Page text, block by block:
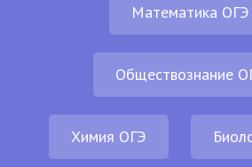
Математика ОГЭ
Обществознание
Химия ОГЭ